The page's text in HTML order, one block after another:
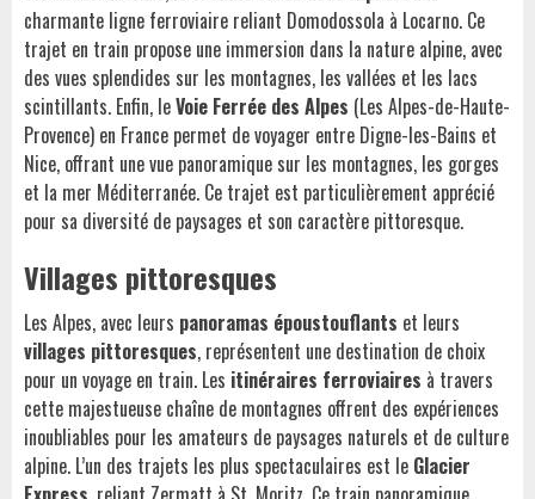
charmante ligne ferroviaire reliant Domodossola à Locarno. Ce
trajet en train propose une immersion dans la nature alpine, avec
des vues splendides sur les montagnes, les vallées et les lacs
scintillants. Enfin, leVoie Ferrée des Alpes (Les Alpes-de-Haute-
Provence) en France permet de voyager entre Digne-les-Bains et
Nice, offrant une vue panoramique sur les montagnes, les gorges
et la mer Méditerranée. Ce trajet est particulièrement apprécié
pour sa diversité de paysages et son caractère pittoresque.
Villages pittoresques
Les Alpes, avec leurs panoramas époustouflants et leurs
villages pittoresques, représentent une destination de choix
pour un voyage en train. Les itinéraires ferroviaires à travers
cette majestueuse chaîne de montagnes offrent des expériences
inoubliables pour les amateurs de paysages naturels et de culture
alpine. L’un des trajets les plus spectaculaires est le Glacier